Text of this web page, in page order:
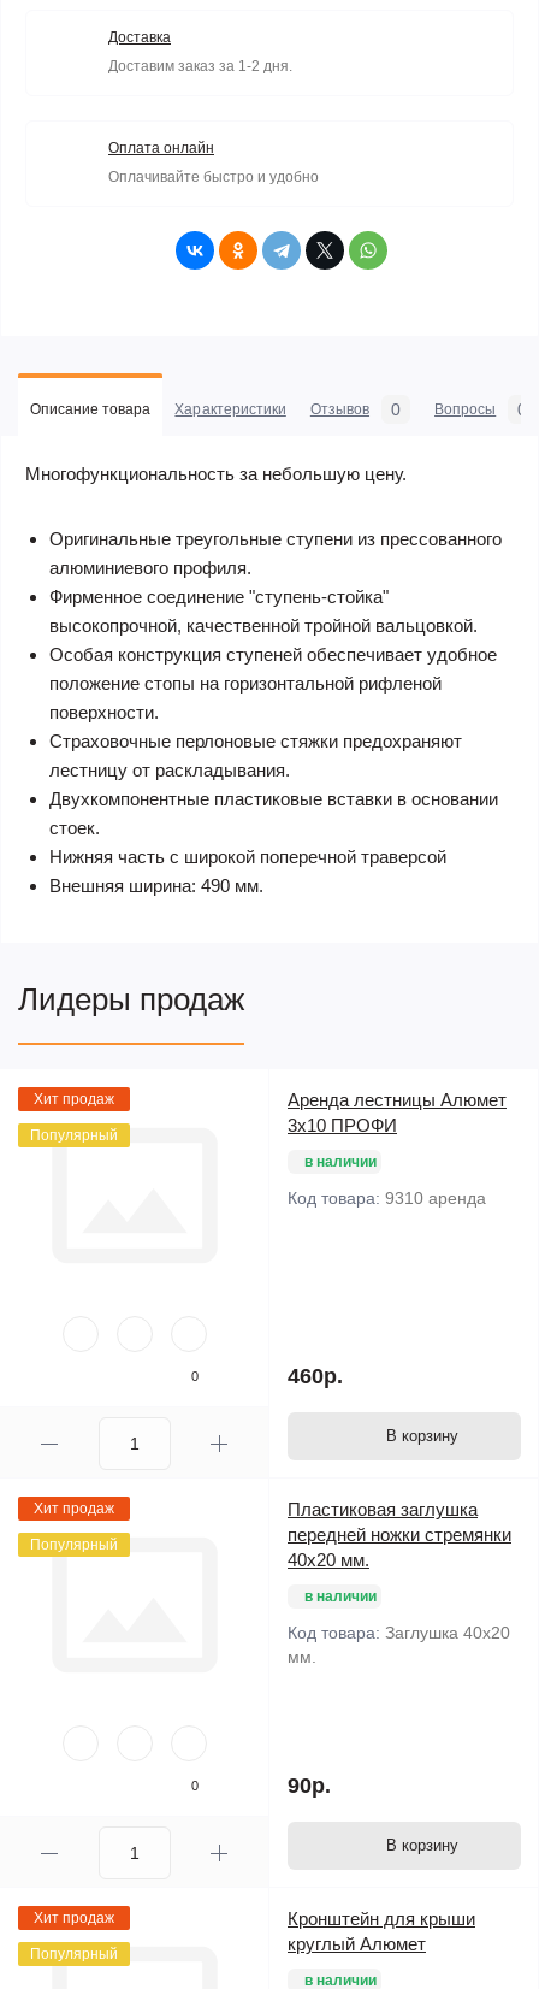
Доставка
Доставим заказ за 1-2 дня.
Оплата онлайн
Оплачивайте быстро и удобно
Описание товара Характеристики Отзывов 0 Вопросы 0
Многофункциональность за небольшую цену.
Оригинальные треугольные ступени из прессованного
алюминиевого профиля.
Фирменное соединение "ступень-стойка"
высокопрочной, качественной тройной вальцовкой.
Особая конструкция ступеней обеспечивает удобное
положение стопы на горизонтальной рифленой
поверхности.
Страховочные перлоновые стяжки предохраняют
лестницу от раскладывания.
Двухкомпонентные пластиковые вставки в основании
стоек.
Нижняя часть с широкой поперечной траверсой
Внешняя ширина: 490 мм.
Лидеры продаж
Хит продаж
Популярный
0
Аренда лестницы Алюмет
3х10 ПРОФИ
в наличии
Код товара: 9310 аренда
460р.
В корзину
Хит продаж
Популярный
0
Пластиковая заглушка
передней ножки стремянки
40х20 мм.
в наличии
Код товара: Заглушка 40х20
мм.
90р.
В корзину
Хит продаж
Популярный
Кронштейн для крыши
круглый Алюмет
в наличии